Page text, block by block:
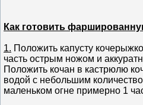
Как готовить
1. Положить капусту
часть острым ножом и
Положить кочан в кастрюлю
водой с небольшим
маленьком огне примерно 1